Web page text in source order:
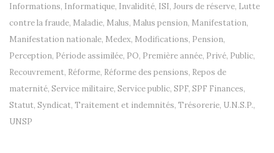
Informations, Informatique, Invalidité, ISI, Jours de réserve, Lutte
contre la fraude, Maladie, Malus, Malus pension, Manifestation,
Manifestation nationale, Medex, Modifications, Pension,
Perception, Période assimilée, PO, Première année, Privé, Public,
Recouvrement, Réforme, Réforme des pensions, Repos de
maternité, Service militaire, Service public, SPF, SPF Finances,
Statut, Syndicat, Traitement et indemnités, Trésorerie, U.N.S.P.,
UNSP